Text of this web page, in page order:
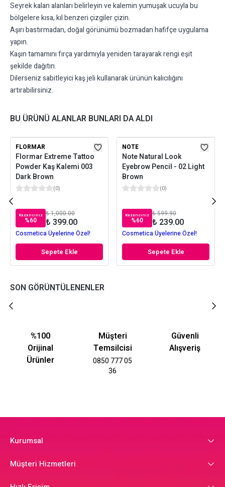
Seyrek kalan alanları belirleyin ve kalemin yumuşak ucuyla bu
bölgelere kısa, kıl benzeri çizgiler çizin.
Aşırı bastırmadan, doğal görünümü bozmadan hafifçe uygulama
yapın.
Kaşın tamamını fırça yardımıyla yeniden tarayarak rengi eşit
şekilde dağıtın.
Dilerseniz sabitleyici kaş jeli kullanarak ürünün kalıcılığını
artırabilirsiniz.
BU ÜRÜNÜ ALANLAR BUNLARI DA ALDI
FLORMAR
Flormar Extreme Tattoo
Powder Kaş Kalemi 003
Dark Brown
(0)
Kazancınız
%60
₺ 1,000.00
₺ 399.00
Cosmetica Üyelerine Özel!
Sepete Ekle
NOTE
Note Natural Look
Eyebrow Pencil - 02 Light
Brown
(0)
Kazancınız
%60
₺ 599.90
₺ 239.00
Cosmetica Üyelerine Özel!
Sepete Ekle
SON GÖRÜNTÜLENENLER
%100
Orijinal
Ürünler
Müşteri
Temsilcisi
0850 777 05
36
Güvenli
Alışveriş
Kurumsal
Müşteri Hizmetleri